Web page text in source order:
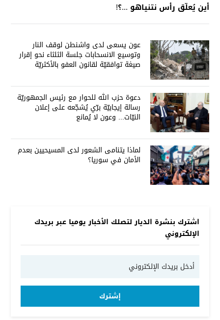
أين يُعلّق رأس نتنياهو ...؟!
عون يسعى لدى واشنطن لوقف النار
وتوسيع الانسحابات جلسة الثلثاء نحو إقرار
صيغة توافقيّة لقانون العفو بالأكثريّة
دعوة حزب الله للحوار مع رئيس الجمهوريّة
رسالة إيجابيّة برّي يُشجّعه على إعلان
النيّات... وعون لا يُمانع
لماذا يتنامى الشعور لدى المسيحيين بعدم
الأمان في سوريا؟
اشترك بنشرة الديار لتصلك الأخبار يوميا عبر بريدك
الإلكتروني
إشترك